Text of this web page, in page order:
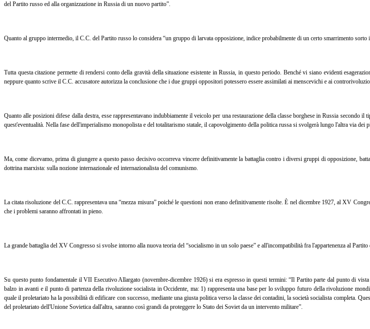
del Partito russo ed alla organizzazione in Russia di un nuovo partito”.
Quanto al gruppo intermedio, il C.C. del Partito russo lo considera “un gruppo di larvata opposizione, indice probabilmente di un certo smarrimento
Tutta questa citazione permette di rendersi conto della gravità della situazione esistente in Russia, in questo periodo. Benché vi siano evidenti
neppure quanto scrive il C.C. accusatore autorizza la conclusione che i due gruppi oppositori potessero essere assimilati ai menscevichi e ai
Quanto alle posizioni difese dalla destra, esse rappresentavano indubbiamente il veicolo per una restaurazione della classe borghese in Russia
quest'eventualità. Nella fase dell'imperialismo monopolista e del totalitarismo statale, il capovolgimento della politica russa si svolgerà lungo l'altra via
Ma, come dicevamo, prima di giungere a questo passo decisivo occorreva vincere definitivamente la battaglia contro i diversi gruppi di opposizione,
dottrina marxista: sulla nozione internazionale ed internazionalista del comunismo.
La citata risoluzione del C.C. rappresentava una “mezza misura” poiché le questioni non erano definitivamente risolte. È nel dicembre 1927, al XV
che i problemi saranno affrontati in pieno.
La grande battaglia del XV Congresso si svolse intorno alla nuova teoria del “socialismo in un solo paese” e all'incompatibilità fra l'appartenenza al Partito
Su questo punto fondamentale il VII Esecutivo Allargato (novembre-dicembre 1926) si era espresso in questi termini: “Il Partito parte dal punto di
balzo in avanti e il punto di partenza della rivoluzione socialista in Occidente, ma: 1) rappresenta una base per lo sviluppo futuro della rivoluzione
quale il proletariato ha la possibilità di edificare con successo, mediante una giusta politica verso la classe dei contadini, la società socialista completa.
del proletariato dell'Unione Sovietica dall'altra, saranno così grandi da proteggere lo Stato dei Soviet da un intervento militare”.